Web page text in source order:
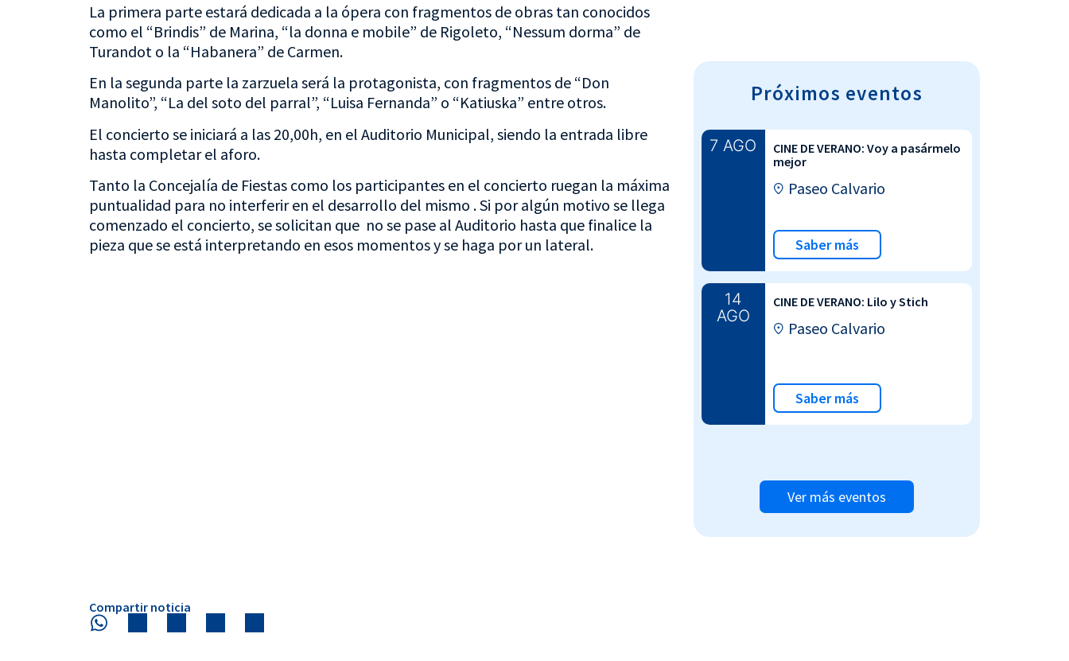
La primera parte estará dedicada a la ópera con fragmentos de obras tan conocidos
como el “Brindis” de Marina, “la donna e mobile” de Rigoleto, “Nessum dorma” de
Turandot o la “Habanera” de Carmen.
En la segunda parte la zarzuela será la protagonista, con fragmentos de “Don
Manolito”, “La del soto del parral”, “Luisa Fernanda” o “Katiuska” entre otros.
El concierto se iniciará a las 20,00h, en el Auditorio Municipal, siendo la entrada libre
hasta completar el aforo.
Tanto la Concejalía de Fiestas como los participantes en el concierto ruegan la máxima
puntualidad para no interferir en el desarrollo del mismo . Si por algún motivo se llega
comenzado el concierto, se solicitan que no se pase al Auditorio hasta que finalice la
pieza que se está interpretando en esos momentos y se haga por un lateral.
Próximos eventos
7 AGO
CINE DE VERANO: Voy a pasármelo
mejor
Paseo Calvario
Saber más
14
AGO
CINE DE VERANO: Lilo y Stich
Paseo Calvario
Saber más
Ver más eventos
Compartir noticia